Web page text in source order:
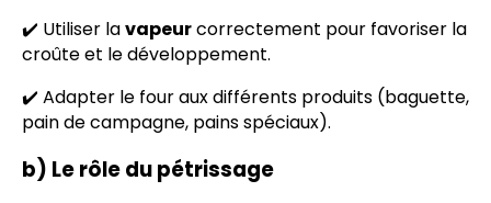
✔️ Utiliser lavapeurcorrectement pour favoriser la
croûte et le développement.
✔️ Adapter le four aux différents produits (baguette,
pain de campagne, pains spéciaux).
b) Le rôle du pétrissage